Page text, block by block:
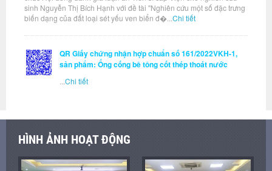
sinh Nguyễn Thị Bích Hạnh với đề tài "Nghiên cứu một số đặc trưng
biến dạng của đất loại sét yếu ven biển đ�... Chi tiết
QR Giấy chứng nhận hợp chuẩn số 161/2022VKH-1,
sản phẩm: Ống cống bê tông cốt thép thoát nước
Chi tiết
HÌNH ẢNH HOẠT ĐỘNG